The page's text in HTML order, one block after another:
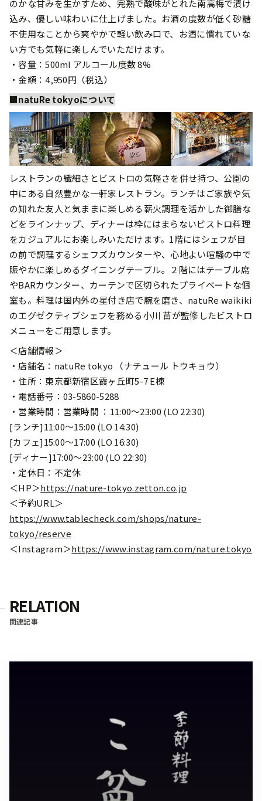
のかな⽢みを⽣かすため、完熟で酸味がとれた南⾼梅で漬け
込み、優しい味わいに仕上げました。お酒の度数が低く砂糖
不使⽤なことから爽やかで軽い飲み⼝で、お酒に慣れていな
い⽅でも気軽に楽しんでいただけます。
・容量：500ml アルコール度数 8%
・⾦額：4,950円（税込）
■natuRe tokyoについて
レストランの繊細さとビストロの気軽さを併せ持つ、公園の
中にある⾃然豊かな⼀軒家レストラン。ランチはご家族や気
の知れた友⼈と気ままに楽しめる薪⽕調理を活かした御膳な
どをラインナップ、ディナーは枠にはまらないビストロ料理
をカジュアルにお楽しみいただけます。1階にはシェフが⽬
の前で調理するシェフズカウンターや、⼼地よい喧騒の中で
賑やかに楽しめるダイニングテーブル。２階にはテーブル席
やBARカウンター、カーテンで区切られたプライベートな個
室も。料理は国内外の星付き店で腕を磨き、natuRe waikiki
のエグゼクティブシェフを務める⼩川 苗が監修したビストロ
メニューをご⽤意します。
＜店舗情報＞
・店舗名：natuRe tokyo （ナチュール トウキョウ）
・住所：東京都新宿区霞ヶ丘町5-7 E棟
・電話番号：03-5860-5288
・営業時間：営業時間 ：11:00〜23:00 (LO 22:30)
[ランチ]11:00〜15:00 (LO 14:30)
[カフェ]15:00〜17:00 (LO 16:30)
[ディナー]17:00〜23:00 (LO 22:30)
・定休日：不定休
＜HP＞https://nature-tokyo.zetton.co.jp
＜予約URL＞
https://www.tablecheck.com/shops/nature-
tokyo/reserve
＜Instagram＞https://www.instagram.com/nature.tokyo
RELATION
関連記事